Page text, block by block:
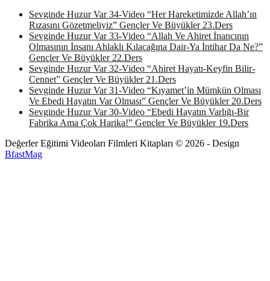
Sevginde Huzur Var 34-Video “Her Hareketimizde Allah’ın
Rızasını Gözetmeliyiz” Gençler Ve Büyükler 23.Ders
Sevginde Huzur Var 33-Video “Allah Ve Ahiret İnancının
Olmasının İnsanı Ahlaklı Kılacağına Dair-Ya İntihar Da Ne?”
Gençler Ve Büyükler 22.Ders
Sevginde Huzur Var 32-Video “Ahiret Hayatı-Keyfin Bilir-
Cennet” Gençler Ve Büyükler 21.Ders
Sevginde Huzur Var 31-Video “Kıyamet’in Mümkün Olması
Ve Ebedi Hayatın Var Olması” Gençler Ve Büyükler 20.Ders
Sevginde Huzur Var 30-Video “Ebedi Hayatın Varlığı-Bir
Fabrika Ama Çok Harika!” Gençler Ve Büyükler 19.Ders
Değerler Eğitimi Videoları Filmleri Kitapları © 2026 - Design
BfastMag